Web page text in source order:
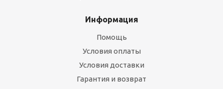
Информация
Помощь
Условия оплаты
Условия доставки
Гарантия и возврат